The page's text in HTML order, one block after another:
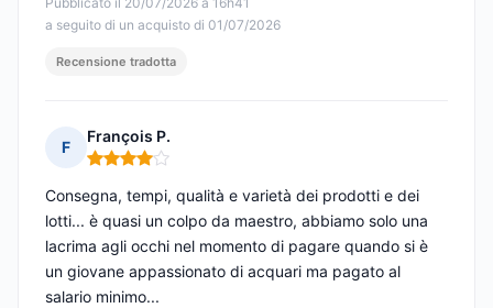
a seguito di un acquisto di 01/07/2026
Recensione tradotta
F
François P.
Nota: 4 su 5
Consegna, tempi, qualità e varietà dei prodotti e dei
lotti... è quasi un colpo da maestro, abbiamo solo una
lacrima agli occhi nel momento di pagare quando si è
un giovane appassionato di acquari ma pagato al
salario minimo...